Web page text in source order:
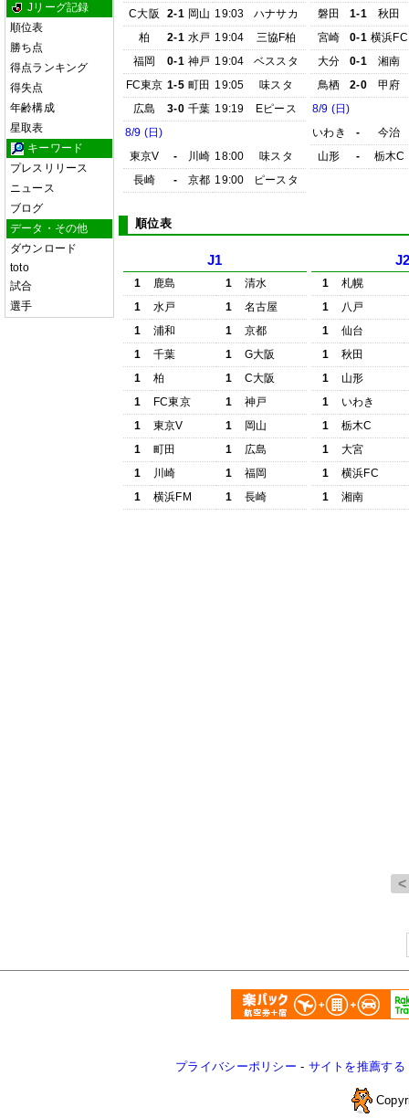
Jリーグ記録
順位表
勝ち点
得点ランキング
得失点
年齢構成
星取表
キーワード
プレスリリース
ニュース
ブログ
データ・その他
ダウンロード
toto
試合
選手
C大阪
2-1 岡山 19:03
ハナサカ
柏
2-1 水戸 19:04
三協F柏
福岡
0-1 神戸 19:04
ベススタ
FC東京 1-5 町田 19:05
味スタ
広島
3-0 千葉 19:19
Eピース
8/9 (日)
東京V
- 川崎 18:00
味スタ
長崎
- 京都 19:00 ピースタ
磐田
1-1
秋田
宮崎
0-1 横浜FC
大分
0-1
湘南
鳥栖
2-0
甲府
8/9 (日)
いわき
-
今治
山形
- 栃木C
順位表
J1
1 鹿島 1
清水
1
水戸 1
名古屋
1
浦和 1
京都
1
千葉 1
G大阪
1
柏 1
C大阪
1
FC東京 1
神戸
1
東京V 1
岡山
1
町田 1
広島
1
川崎 1
福岡
1
横浜FM 1 長崎
1
札幌
1
八戸
1
仙台
1
秋田
1
山形
1
いわき
1
栃木C
1
大宮
1
横浜FC
1
湘南
プライバシーポリシー - サイトを推薦する